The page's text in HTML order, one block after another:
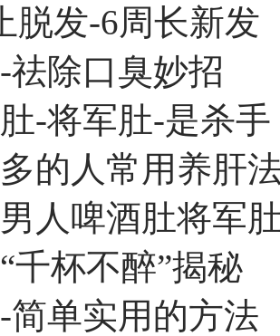
脱发-6周长新发
祛除口臭妙招
-将军肚-是杀手
的人常用养肝
人啤酒肚将军
千杯不醉”揭秘
简单实用的方法